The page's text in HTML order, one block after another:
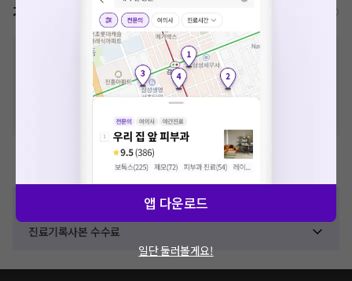
가격표
비급여 항목의 경우,
추가비용 등으로 실제 가격과 상이할 수 있으니, 정확
한 가격은 해당 의료기관에 직접 문의해주세요.
급여 항목의 경우, 건강보험심사평가원 에 고지되어 있는 급여 진료 기준 가
격입니다. (진료와 연관된 복합적인 비용이 추가되어, 병원마다 금액이 다르게
VAT 포함
진료기록사본 수수료
앱 다운로드
일단 둘러볼게요!